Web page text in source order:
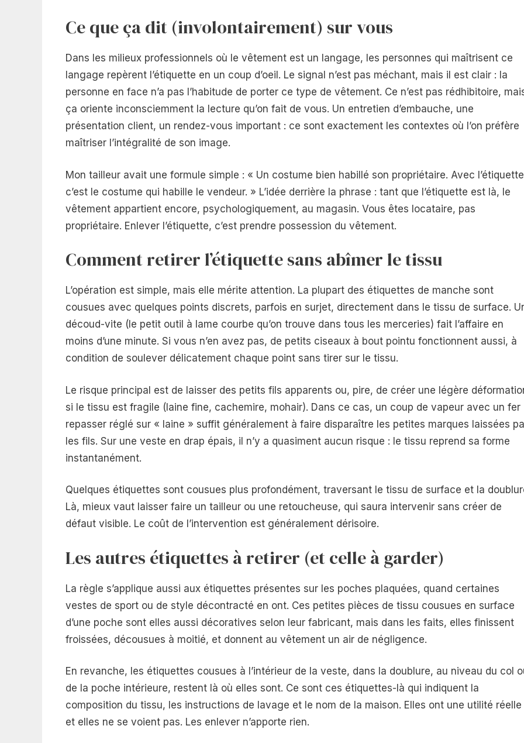
Ce que ça dit (involontairement) sur vous
Dans les milieux professionnels où le vêtement est un langage, les personnes qui maîtrisent ce
langage repèrent l’étiquette en un coup d’oeil. Le signal n’est pas méchant, mais il est clair : la
personne en face n’a pas l’habitude de porter ce type de vêtement. Ce n’est pas rédhibitoire,
ça oriente inconsciemment la lecture qu’on fait de vous. Un entretien d’embauche, une
présentation client, un rendez-vous important : ce sont exactement les contextes où l’on préfère
maîtriser l’intégralité de son image.
Mon tailleur avait une formule simple : « Un costume bien habillé son propriétaire. Avec
c’est le costume qui habille le vendeur. » L’idée derrière la phrase : tant que l’étiquette est là, le
vêtement appartient encore, psychologiquement, au magasin. Vous êtes locataire, pas
propriétaire. Enlever l’étiquette, c’est prendre possession du vêtement.
Comment retirer l’étiquette sans abîmer le tissu
L’opération est simple, mais elle mérite attention. La plupart des étiquettes de manche sont
cousues avec quelques points discrets, parfois en surjet, directement dans le tissu de surface.
découd-vite (le petit outil à lame courbe qu’on trouve dans tous les merceries) fait l’affaire en
moins d’une minute. Si vous n’en avez pas, de petits ciseaux à bout pointu fonctionnent aussi, à
condition de soulever délicatement chaque point sans tirer sur le tissu.
Le risque principal est de laisser des petits fils apparents ou, pire, de créer une légère
si le tissu est fragile (laine fine, cachemire, mohair). Dans ce cas, un coup de vapeur avec un fer
repasser réglé sur « laine » suffit généralement à faire disparaître les petites marques laissées
les fils. Sur une veste en drap épais, il n’y a quasiment aucun risque : le tissu reprend sa forme
instantanément.
Quelques étiquettes sont cousues plus profondément, traversant le tissu de surface et la
Là, mieux vaut laisser faire un tailleur ou une retoucheuse, qui saura intervenir sans créer de
défaut visible. Le coût de l’intervention est généralement dérisoire.
Les autres étiquettes à retirer (et celle à garder)
La règle s’applique aussi aux étiquettes présentes sur les poches plaquées, quand certaines
vestes de sport ou de style décontracté en ont. Ces petites pièces de tissu cousues en surface
d’une poche sont elles aussi décoratives selon leur fabricant, mais dans les faits, elles finissent
froissées, décousues à moitié, et donnent au vêtement un air de négligence.
En revanche, les étiquettes cousues à l’intérieur de la veste, dans la doublure, au niveau du col
de la poche intérieure, restent là où elles sont. Ce sont ces étiquettes-là qui indiquent la
composition du tissu, les instructions de lavage et le nom de la maison. Elles ont une utilité réelle
et elles ne se voient pas. Les enlever n’apporte rien.